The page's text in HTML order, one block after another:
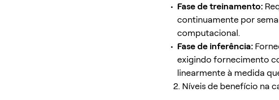
Fase de treinamento:
continuamente por
computacional.
Fase de inferência:
exigindo fornecimento
linearmente à medida
2. Níveis de benefício na